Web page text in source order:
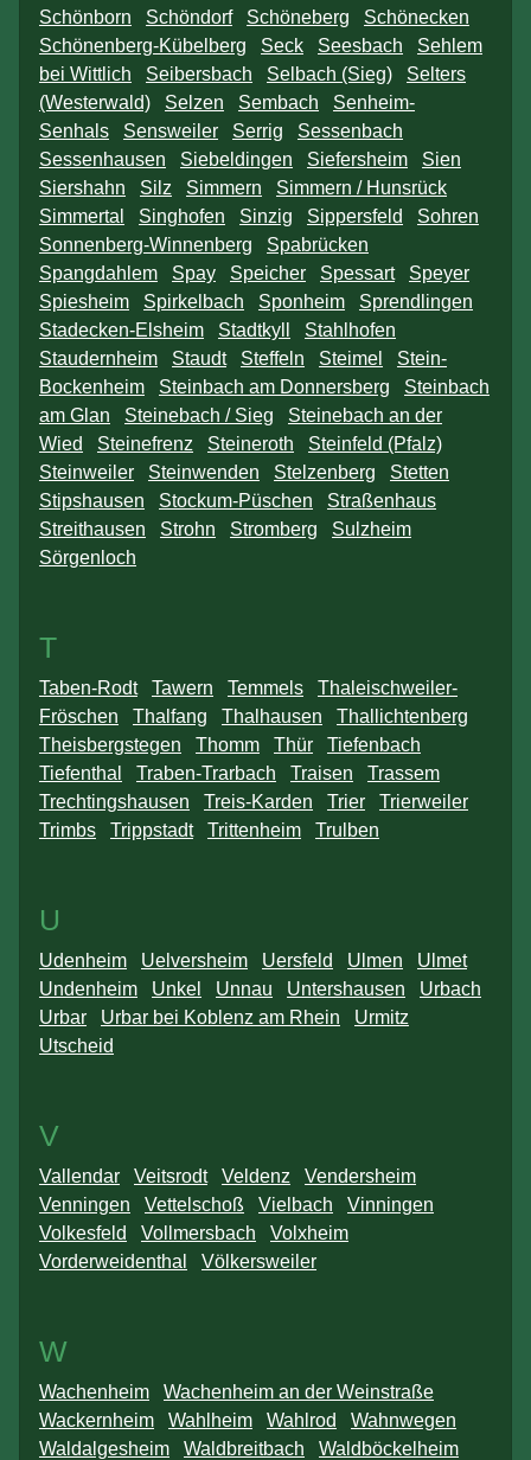
Schönborn
Schöndorf Schöneberg
Schönecken
Schönenberg-Kübelberg
Seck Seesbach
Sehlem
bei Wittlich
Seibersbach Selbach (Sieg)
Selters
(Westerwald)
Selzen Sembach
Senheim-
Senhals
Sensweiler Serrig
Sessenbach
Sessenhausen
Siebeldingen Siefersheim
Sien
Siershahn
Silz Simmern
Simmern / Hunsrück
Simmertal
Singhofen Sinzig Sippersfeld
Sohren
Sonnenberg-Winnenberg
Spabrücken
Spangdahlem
Spay Speicher Spessart
Speyer
Spiesheim
Spirkelbach Sponheim
Sprendlingen
Stadecken-Elsheim
Stadtkyll
Stahlhofen
Staudernheim
Staudt Steffeln Steimel
Stein-
Bockenheim
Steinbach am Donnersberg
Steinbach
am Glan
Steinebach / Sieg
Steinebach an der
Wied
Steinefrenz Steineroth
Steinfeld (Pfalz)
Steinweiler
Steinwenden Stelzenberg
Stetten
Stipshausen
Stockum-Püschen
Straßenhaus
Streithausen
Strohn Stromberg
Sulzheim
Sörgenloch
T
Taben-Rodt Tawern Temmels
Thaleischweiler-
Fröschen
Thalfang Thalhausen
Thallichtenberg
Theisbergstegen
Thomm Thür
Tiefenbach
Tiefenthal
Traben-Trarbach Traisen
Trassem
Trechtingshausen
Treis-Karden Trier
Trierweiler
Trimbs
Trippstadt Trittenheim Trulben
U
Udenheim Uelversheim Uersfeld Ulmen
Ulmet
Undenheim
Unkel Unnau Untershausen
Urbach
Urbar
Urbar bei Koblenz am Rhein
Urmitz
Utscheid
V
Vallendar Veitsrodt Veldenz
Vendersheim
Venningen
Vettelschoß Vielbach
Vinningen
Volkesfeld
Vollmersbach
Volxheim
Vorderweidenthal
Völkersweiler
W
Wachenheim
Wachenheim an der Weinstraße
Wackernheim
Wahlheim Wahlrod
Wahnwegen
Waldalgesheim
Waldbreitbach
Waldböckelheim